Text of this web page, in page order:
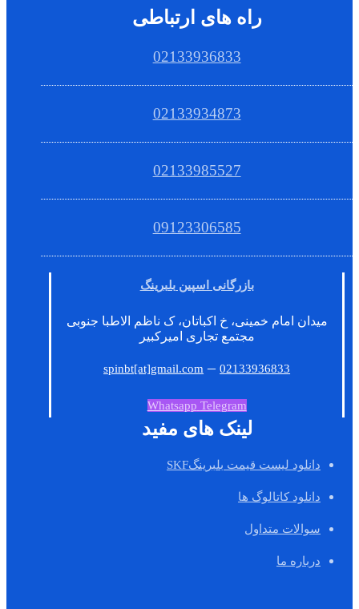
راه های ارتباطی
02133936833
02133934873
02133985527
09123306585
بازرگانی اسپین بلبرینگ
میدان امام خمینی، خ اکباتان، ک ناظم الاطبا جنوبی
مجتمع تجاری امیرکبیر
spinbt[at]gmail.com –02133936833
Whatsapp Telegram
لینک های مفید
دانلود لیست قیمت بلبرینگSKF
دانلود کاتالوگ ها
سوالات متداول
درباره ما